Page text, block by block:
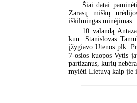
Šiai datai
Zarasų miškų
iškilmingas minėjimas.
10 valandą
kun. Stanislovas
įžygiavo Utenos plk.
7-osios kuopos Vytis
partizanus, kurių
mylėti Lietuvą kaip jie